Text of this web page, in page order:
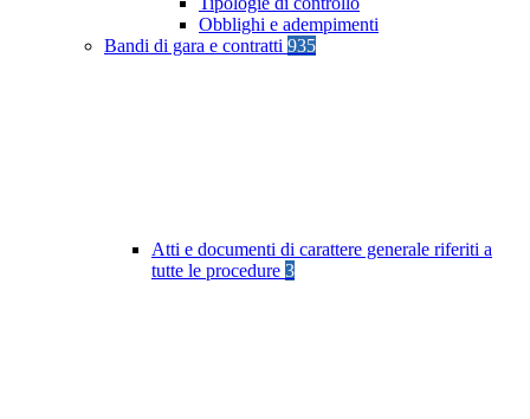
Obblighi e adempimenti
Bandi di gara e contratti 935
Atti e documenti di carattere generale riferiti a
tutte le procedure 3